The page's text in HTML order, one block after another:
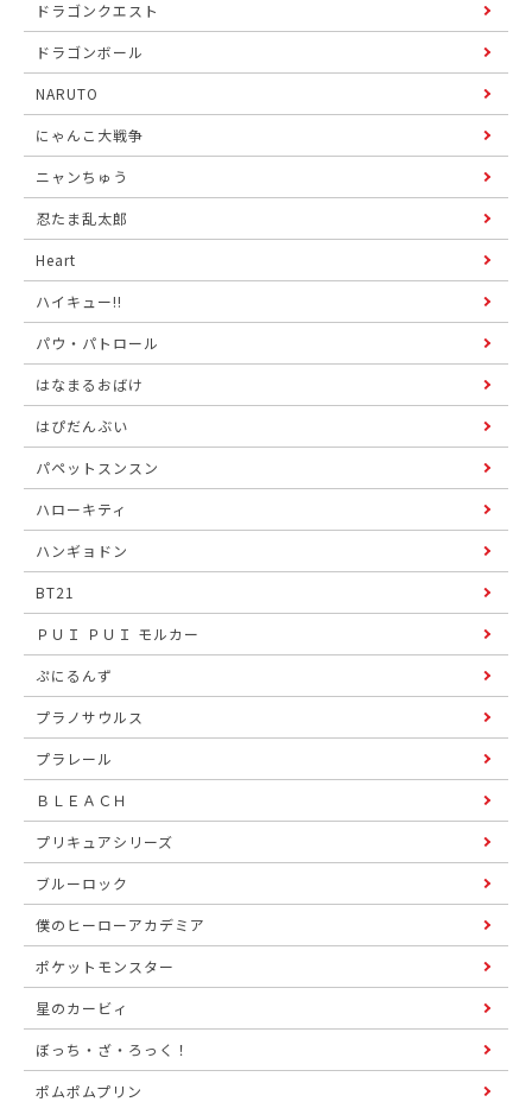
ドラゴンクエスト
ドラゴンボール
NARUTO
にゃんこ大戦争
ニャンちゅう
忍たま乱太郎
Heart
ハイキュー!!
パウ・パトロール
はなまるおばけ
はぴだんぶい
パペットスンスン
ハローキティ
ハンギョドン
BT21
ＰＵＩ ＰＵＩ モルカー
ぷにるんず
プラノサウルス
プラレール
ＢＬＥＡＣＨ
プリキュアシリーズ
ブルーロック
僕のヒーローアカデミア
ポケットモンスター
星のカービィ
ぼっち・ざ・ろっく！
ポムポムプリン